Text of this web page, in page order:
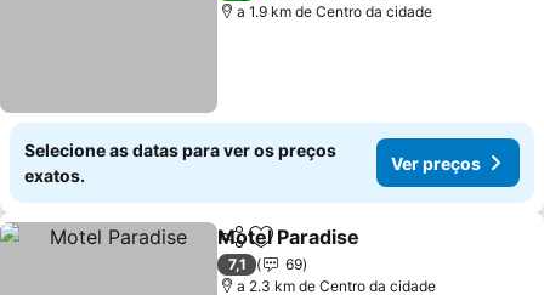
a 1.9 km de Centro da cidade
Selecione as datas para ver os preços
exatos.
Ver preços
PartilharAdicionar aos favoritos
Motel Paradise
7,1
69
a 2.3 km de Centro da cidade